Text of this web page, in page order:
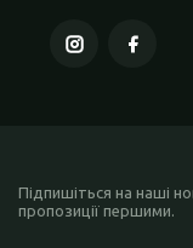
Підпишіться на наші
пропозиції першими.